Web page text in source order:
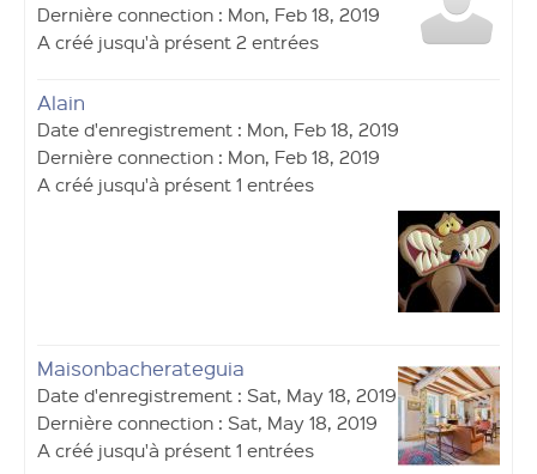
Dernière connection : Mon, Feb 18, 2019
A créé jusqu'à présent 2 entrées
Alain
Date d'enregistrement : Mon, Feb 18, 2019
Dernière connection : Mon, Feb 18, 2019
A créé jusqu'à présent 1 entrées
Maisonbacherateguia
Date d'enregistrement : Sat, May 18, 2019
Dernière connection : Sat, May 18, 2019
A créé jusqu'à présent 1 entrées